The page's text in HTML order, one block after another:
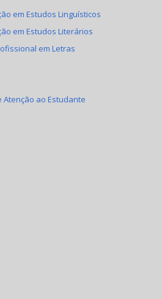
em Estudos Linguísticos
em Estudos Literários
em Letras
Atenção ao Estudante